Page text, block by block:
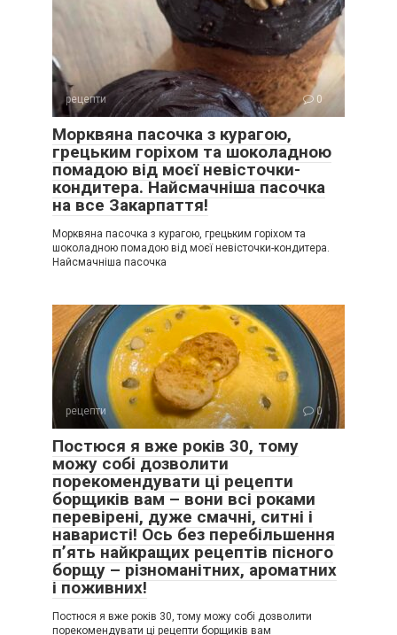
рецепти 0
Морквяна пасочка з курагою,
грецьким горіхом та шоколадною
помадою від моєї невісточки-
кондитера. Найсмачніша пасочка
на все Закарпаття!
Морквяна пасочка з курагою, грецьким горіхом та
шоколадною помадою від моєї невісточки-кондитера.
Найсмачніша пасочка
рецепти 0
Постюся я вже років 30, тому
можу собі дозволити
порекомендувати ці рецепти
борщиків вам – вони всі роками
перевірені, дуже смачні, ситні і
наваристі! Ось без перебільшення
п’ять найкращих рецептів пісного
борщу – різноманітних, ароматних
і поживних!
Постюся я вже років 30, тому можу собі дозволити
порекомендувати ці рецепти борщиків вам